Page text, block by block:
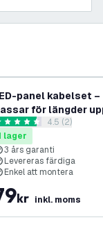
panel kabelset –
för längder
cm öppna
stjärnbetyg4.5 (2)
I lager
3 års garanti
Levereras färdiga
Enkel att montera
kr inkl. moms